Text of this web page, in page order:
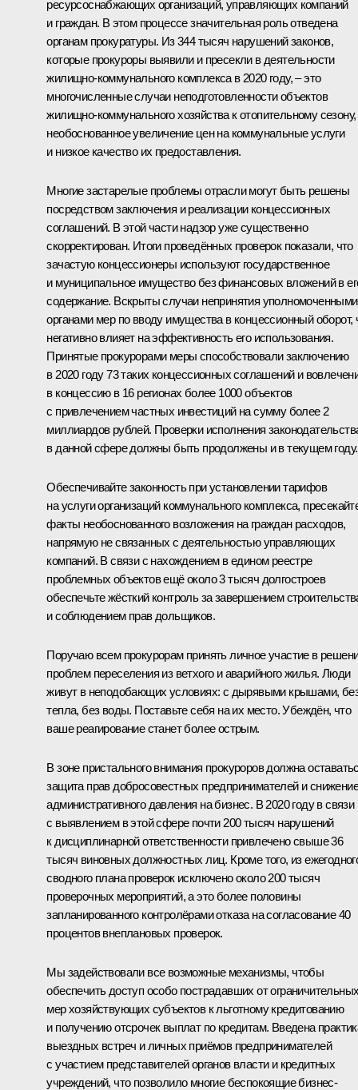
ресурсоснабжающих организаций, управляющих компаний
и граждан. В этом процессе значительная роль отведена
органам прокуратуры. Из 344 тысяч нарушений законов,
которые прокуроры выявили и пресекли в деятельности
жилищно-коммунального комплекса в 2020 году, – это
многочисленные случаи неподготовленности объектов
жилищно-коммунального хозяйства к отопительному сезону,
необоснованное увеличение цен на коммунальные услуги
и низкое качество их предоставления.
Многие застарелые проблемы отрасли могут быть решены
посредством заключения и реализации концессионных
соглашений. В этой части надзор уже существенно
скорректирован. Итоги проведённых проверок показали, что
зачастую концессионеры используют государственное
и муниципальное имущество без финансовых вложений в
содержание. Вскрыты случаи непринятия уполномоченными
органами мер по вводу имущества в концессионный оборот,
негативно влияет на эффективность его использования.
Принятые прокурорами меры способствовали заключению
в 2020 году 73 таких концессионных соглашений и
в концессию в 16 регионах более 1000 объектов
с привлечением частных инвестиций на сумму более 2
миллиардов рублей. Проверки исполнения
в данной сфере должны быть продолжены и в текущем году.
Обеспечивайте законность при установлении тарифов
на услуги организаций коммунального комплекса,
факты необоснованного возложения на граждан расходов,
напрямую не связанных с деятельностью управляющих
компаний. В связи с нахождением в едином реестре
проблемных объектов ещё около 3 тысяч долгостроев
обеспечьте жёсткий контроль за завершением
и соблюдением прав дольщиков.
Поручаю всем прокурорам принять личное участие в
проблем переселения из ветхого и аварийного жилья. Люди
живут в неподобающих условиях: с дырявыми крышами,
тепла, без воды. Поставьте себя на их место. Убеждён, что
ваше реагирование станет более острым.
В зоне пристального внимания прокуроров должна
защита прав добросовестных предпринимателей и снижение
административного давления на бизнес. В 2020 году в связи
с выявлением в этой сфере почти 200 тысяч нарушений
к дисциплинарной ответственности привлечено свыше 36
тысяч виновных должностных лиц. Кроме того, из
сводного плана проверок исключено около 200 тысяч
проверочных мероприятий, а это более половины
запланированного контролёрами отказа на согласование 40
процентов внеплановых проверок.
Мы задействовали все возможные механизмы, чтобы
обеспечить доступ особо пострадавших от
мер хозяйствующих субъектов к льготному кредитованию
и получению отсрочек выплат по кредитам. Введена
выездных встреч и личных приёмов предпринимателей
с участием представителей органов власти и кредитных
учреждений, что позволило многие беспокоящие бизнес-